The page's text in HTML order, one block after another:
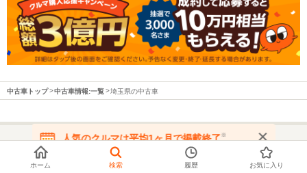
中古車トップ 中古車情報:一覧 埼玉県の中古車
都道府県から中古車を探す
人気のクルマは平均1ヶ月で掲載終了※
在庫が無くなる前にお問い合わせください
ホーム 検索 履歴 お気に入り